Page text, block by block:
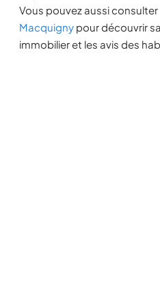
Vous pouvez aussi consulter
Macquigny pour découvrir
immobilier et les avis des